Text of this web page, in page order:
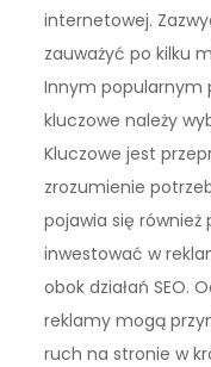
internetowej.
zauważyć po kilku
Innym popularnym
kluczowe należy
Kluczowe jest
zrozumienie
pojawia się
inwestować w
obok działań SEO.
reklamy mogą
ruch na stronie w